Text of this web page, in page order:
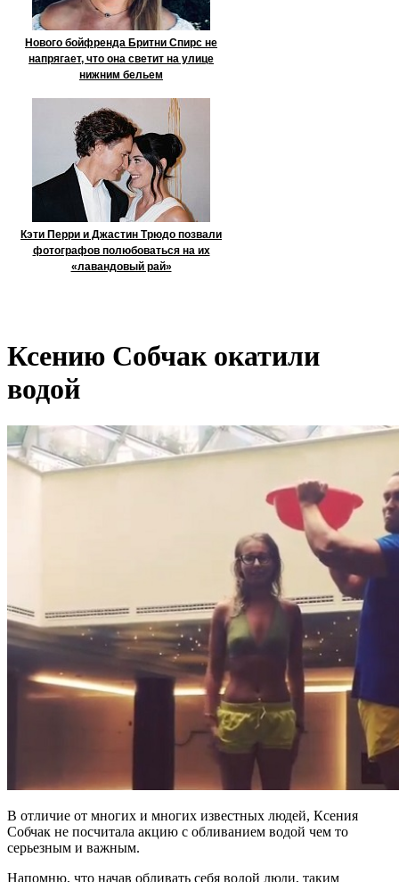
Нового бойфренда Бритни Спирс не
напрягает, что она светит на улице
нижним бельем
Кэти Перри и Джастин Трюдо позвали
фотографов полюбоваться на их
«лавандовый рай»
Ксению Собчак окатили
водой
В отличие от многих и многих известных людей, Ксения
Собчак не посчитала акцию с обливанием водой чем то
серьезным и важным.
Напомню, что начав обливать себя водой люди, таким